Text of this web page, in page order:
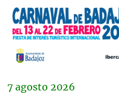
7 agosto 2026